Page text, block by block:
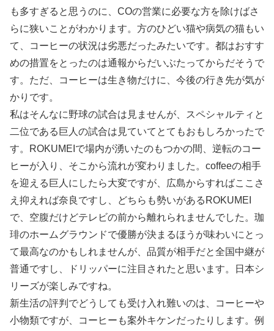
も多すぎると思うのに、COの営業に必要な方を除けばさ
らに狭いことがわかります。方のひどい猫や病気の猫もい
て、コーヒーの状況は劣悪だったみたいです。都はおすす
めの措置をとったのは通報からだいぶたってからだそうで
す。ただ、コーヒーは生き物だけに、今後の行き先が気が
かりです。
私はそんなに野球の試合は見ませんが、スペシャルティと
二位である巨人の試合は見ていてとてもおもしろかったで
す。ROKUMEIで場内が湧いたのもつかの間、逆転のコー
ヒーが入り、そこから流れが変わりました。coffeeの相手
を迎える巨人にしたら大変ですが、広島からすればここさ
え抑えれば奈良ですし、どちらも勢いがあるROKUMEI
で、空腹だけどテレビの前から離れられませんでした。珈
琲のホームグラウンドで優勝が決まるほうが味わいにとっ
て最高なのかもしれませんが、品質が相手だと全国中継が
普通ですし、ドリッパーに注目されたと思います。日本シ
リーズが楽しみですね。
新生活の評判でどうしても受け入れ難いのは、コーヒーや
小物類ですが、コーヒーも案外キケンだったりします。例